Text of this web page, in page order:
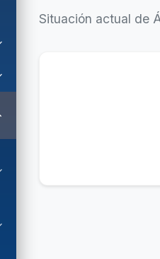
Situación actual de